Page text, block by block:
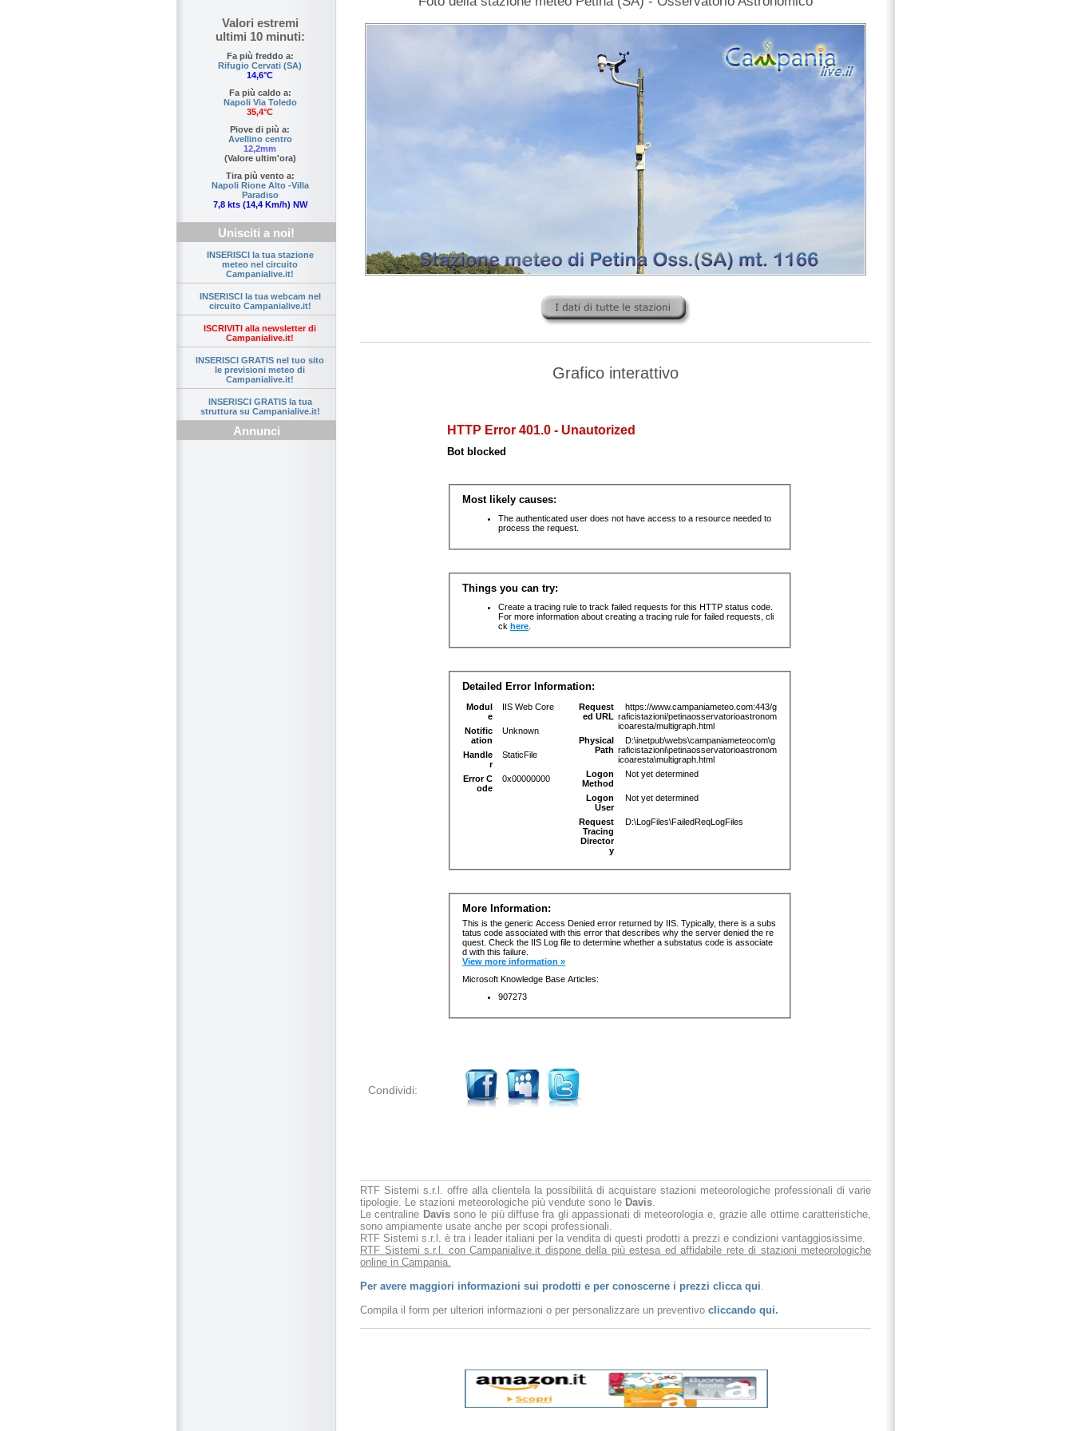
Valori estremi
ultimi 10 minuti:
Fa più freddo a:
Rifugio Cervati (SA)
14,6°C
Fa più caldo a:
Napoli Via Toledo
35,4°C
Piove di più a:
Avellino centro
12,2mm
(Valore ultim'ora)
Tira più vento a:
Napoli Rione Alto -Villa
Paradiso
7,8 kts (14,4 Km/h) NW
Unisciti a noi!
INSERISCI la tua stazione
meteo nel circuito
Campanialive.it!
INSERISCI la tua webcam nel
circuito Campanialive.it!
ISCRIVITI alla newsletter di
Campanialive.it!
INSERISCI GRATIS nel tuo sito
le previsioni meteo di
Campanialive.it!
INSERISCI GRATIS la tua
struttura su Campanialive.it!
Annunci
Grafico interattivo
Condividi:
RTF Sistemi s.r.l. offre alla clientela la possibilità di acquistare stazioni meteorologiche professionali di varie
tipologie. Le stazioni meteorologiche più vendute sono le Davis.
Le centraline Davissono le più diffuse fra gli appassionati di meteorologia e, grazie alle ottime caratteristiche,
sono ampiamente usate anche per scopi professionali.
RTF Sistemi s.r.l. è tra i leader italiani per la vendita di questi prodotti a prezzi e condizioni vantaggiosissime.
RTF Sistemi s.r.l. con Campanialive.it dispone della più estesa ed affidabile rete di stazioni meteorologiche
online in Campania.
Per avere maggiori informazioni sui prodotti e per conoscerne i prezzi clicca qui.
Compila il form per ulteriori informazioni o per personalizzare un preventivo cliccando qui.